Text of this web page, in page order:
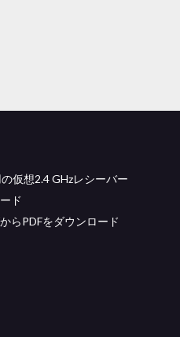
仮想2.4 GHzレシーバー
ド
らPDFをダウンロード